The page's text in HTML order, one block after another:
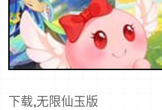
下载,无限仙玉版